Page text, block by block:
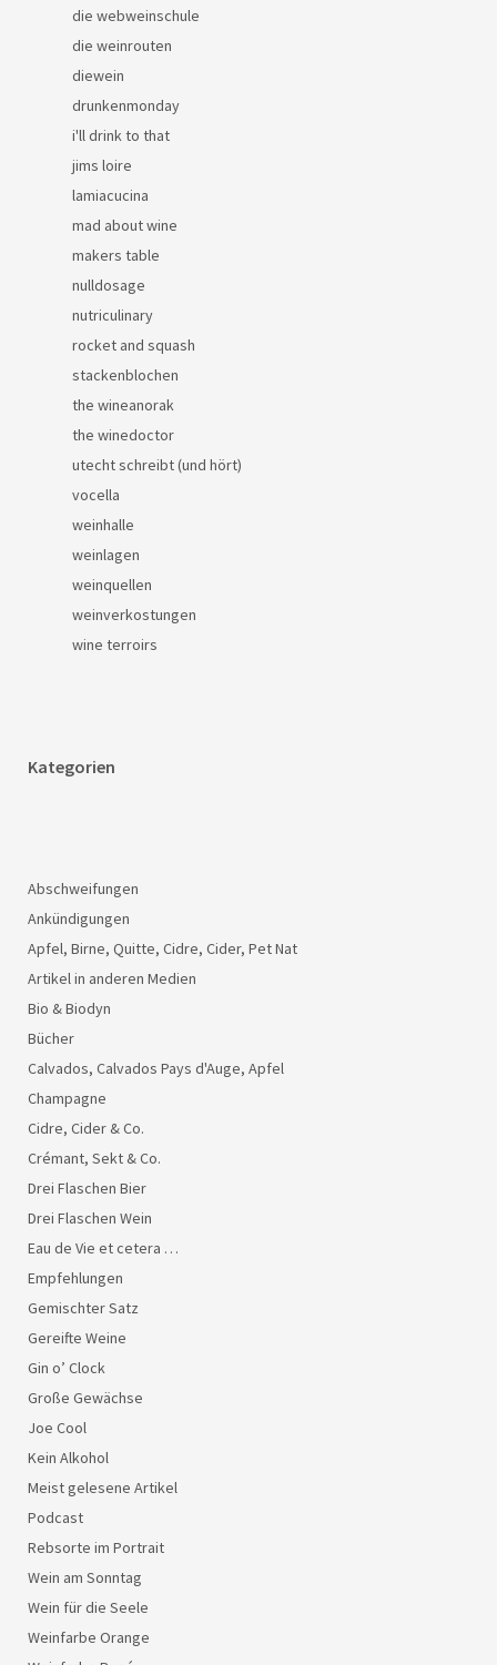
die webweinschule
die weinrouten
diewein
drunkenmonday
i'll drink to that
jims loire
lamiacucina
mad about wine
makers table
nulldosage
nutriculinary
rocket and squash
stackenblochen
the wineanorak
the winedoctor
utecht schreibt (und hört)
vocella
weinhalle
weinlagen
weinquellen
weinverkostungen
wine terroirs
Kategorien
Abschweifungen
Ankündigungen
Apfel, Birne, Quitte, Cidre, Cider, Pet Nat
Artikel in anderen Medien
Bio & Biodyn
Bücher
Calvados, Calvados Pays d'Auge, Apfel
Champagne
Cidre, Cider & Co.
Crémant, Sekt & Co.
Drei Flaschen Bier
Drei Flaschen Wein
Eau de Vie et cetera …
Empfehlungen
Gemischter Satz
Gereifte Weine
Gin o’ Clock
Große Gewächse
Joe Cool
Kein Alkohol
Meist gelesene Artikel
Podcast
Rebsorte im Portrait
Wein am Sonntag
Wein für die Seele
Weinfarbe Orange